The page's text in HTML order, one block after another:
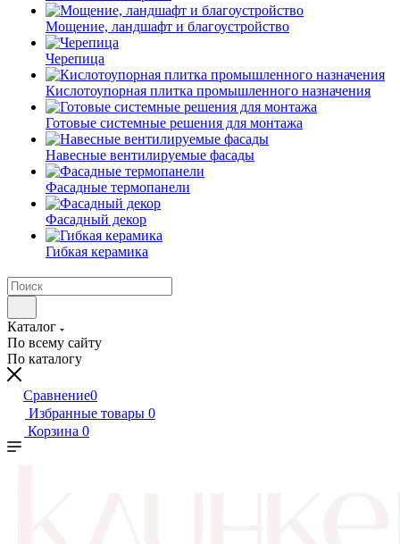
Мощение, ландшафт и благоустройство
Черепица
Кислотоупорная плитка промышленного назначения
Готовые системные решения для монтажа
Навесные вентилируемые фасады
Фасадные термопанели
Фасадный декор
Гибкая керамика
Каталог
По всему сайту
По каталогу
Сравнение0
Избранные товары 0
Корзина 0